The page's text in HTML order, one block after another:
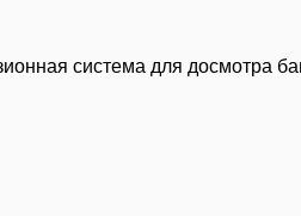
система для досмотра